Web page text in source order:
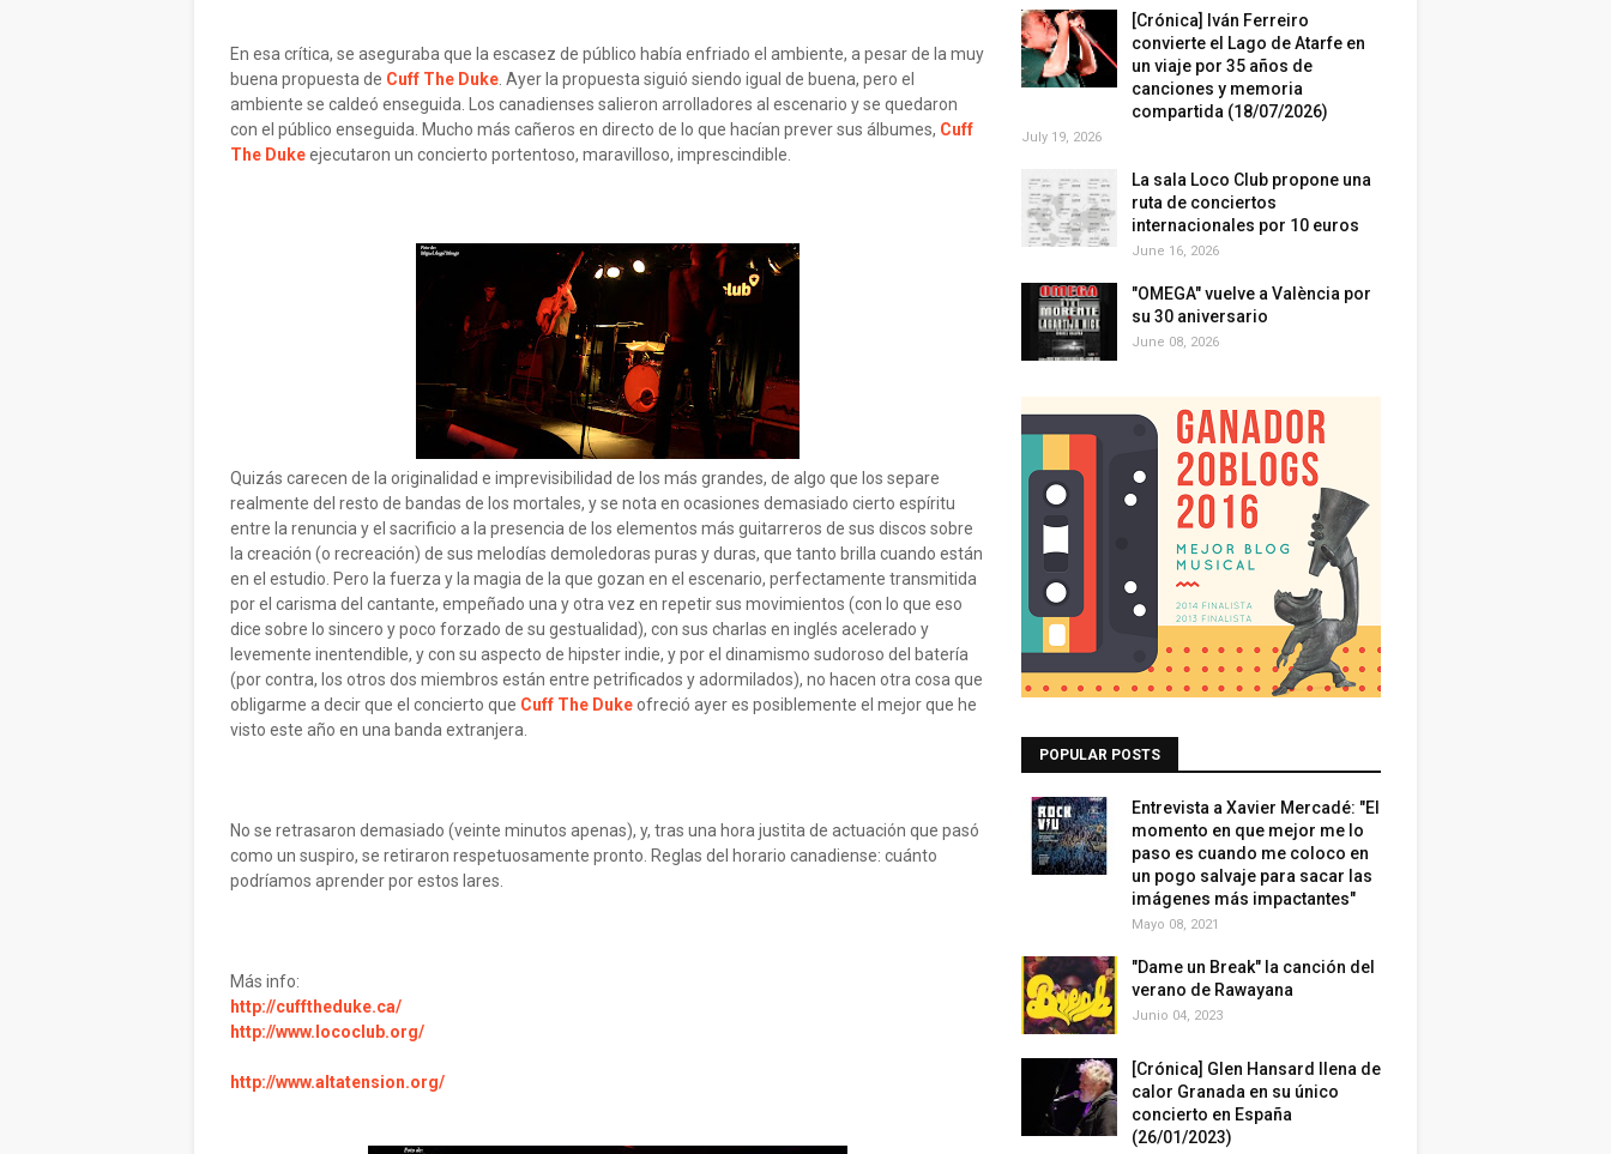
En esa crítica, se aseguraba que la escasez de público había enfriado el ambiente, a pesar de la muy
buena propuesta de Cuff The Duke . Ayer la propuesta siguió siendo igual de buena, pero el
ambiente se caldeó enseguida. Los canadienses salieron arrolladores al escenario y se quedaron
con el público enseguida. Mucho más cañeros en directo de lo que hacían prever sus álbumes, Cuff
The Dukeejecutaron un concierto portentoso, maravilloso, imprescindible.
Quizás carecen de la originalidad e imprevisibilidad de los más grandes, de algo que los separe
realmente del resto de bandas de los mortales, y se nota en ocasiones demasiado cierto espíritu
entre la renuncia y el sacrificio a la presencia de los elementos más guitarreros de sus discos sobre
la creación (o recreación) de sus melodías demoledoras puras y duras, que tanto brilla cuando están
en el estudio. Pero la fuerza y la magia de la que gozan en el escenario, perfectamente transmitida
por el carisma del cantante, empeñado una y otra vez en repetir sus movimientos (con lo que eso
dice sobre lo sincero y poco forzado de su gestualidad), con sus charlas en inglés acelerado y
levemente inentendible, y con su aspecto de hipster indie, y por el dinamismo sudoroso del batería
(por contra, los otros dos miembros están entre petrificados y adormilados), no hacen otra cosa que
obligarme a decir que el concierto que Cuff The Dukeofreció ayer es posiblemente el mejor que he
visto este año en una banda extranjera.
No se retrasaron demasiado (veinte minutos apenas), y, tras una hora justita de actuación que pasó
como un suspiro, se retiraron respetuosamente pronto. Reglas del horario canadiense: cuánto
podríamos aprender por estos lares.
Más info:
http://cufftheduke.ca/
http://www.lococlub.org/
http://www.altatension.org/
[Crónica] Iván Ferreiro
convierte el Lago de Atarfe en
un viaje por 35 años de
canciones y memoria
compartida (18/07/2026)
July 19, 2026
La sala Loco Club propone una
ruta de conciertos
internacionales por 10 euros
June 16, 2026
"OMEGA" vuelve a València por
su 30 aniversario
June 08, 2026
POPULAR POSTS
Entrevista a Xavier Mercadé: "El
momento en que mejor me lo
paso es cuando me coloco en
un pogo salvaje para sacar las
imágenes más impactantes"
Mayo 08, 2021
"Dame un Break" la canción del
verano de Rawayana
Junio 04, 2023
[Crónica] Glen Hansard llena de
calor Granada en su único
concierto en España
(26/01/2023)